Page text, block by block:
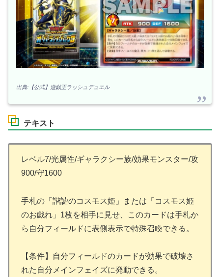
出典:【公式】遊戯王ラッシュデュエル
テキスト
レベル7/光属性/ギャラクシー族/効果モンスター/攻
900/守1600
手札の「諧謔のコスモス姫」または「コスモス姫
のお戯れ」1枚を相手に見せ、このカードは手札か
ら自分フィールドに表側表示で特殊召喚できる。
【条件】自分フィールドのカードが効果で破壊さ
れた自分メインフェイズに発動できる。